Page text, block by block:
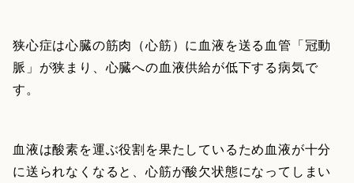
狭心症は心臓の筋肉（心筋）に血液を送る血管「冠動
脈」が狭まり、心臓への血液供給が低下する病気で
す。
血液は酸素を運ぶ役割を果たしているため血液が十分
に送られなくなると、心筋が酸欠状態になってしまい